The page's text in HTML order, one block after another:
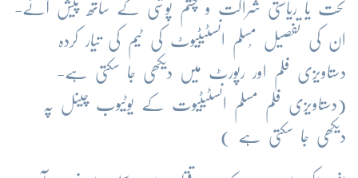
تحت یا ریاستی شراکت و چشم پوشی کے ساتھ پیش آئے-
ان کی تفصیل مُسلم انسٹیٹیوٹ کی ٹیم کی تیار کردہ
دستاویزی فلم اور رپورٹ میں دیکھی جا سکتی ہے-
(دستاویزی فلم مسلم انسٹیٹیوت کے یوٹیوب چینل پہ
دیکھی جا سکتی ہے )